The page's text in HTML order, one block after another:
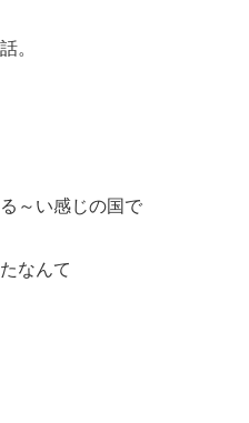
。
～い感じの国で
なんて